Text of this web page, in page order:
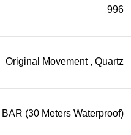
996
Original Movement , Quartz
BAR (30 Meters Waterproof)